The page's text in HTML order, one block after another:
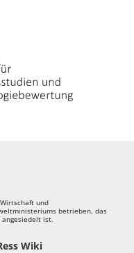
und
betrieben, das
angesiedelt ist.
Wiki